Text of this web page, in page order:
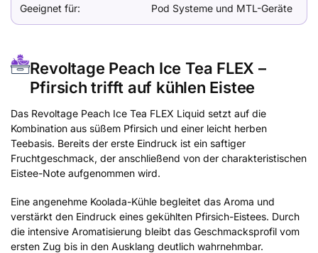
Geeignet für: Pod Systeme und MTL-Geräte
Revoltage Peach Ice Tea FLEX –
Pfirsich trifft auf kühlen Eistee
Das Revoltage Peach Ice Tea FLEX Liquid setzt auf die
Kombination aus süßem Pfirsich und einer leicht herben
Teebasis. Bereits der erste Eindruck ist ein saftiger
Fruchtgeschmack, der anschließend von der charakteristischen
Eistee-Note aufgenommen wird.
Eine angenehme Koolada-Kühle begleitet das Aroma und
verstärkt den Eindruck eines gekühlten Pfirsich-Eistees. Durch
die intensive Aromatisierung bleibt das Geschmacksprofil vom
ersten Zug bis in den Ausklang deutlich wahrnehmbar.